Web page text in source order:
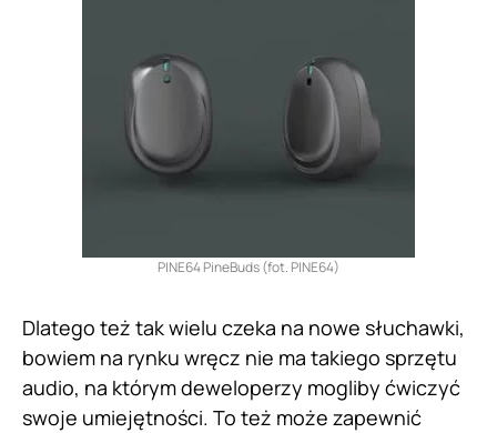
PINE64 PineBuds (fot. PINE64)
Dlatego też tak wielu czeka na nowe słuchawki,
bowiem na rynku wręcz nie ma takiego sprzętu
audio, na którym deweloperzy mogliby ćwiczyć
swoje umiejętności. To też może zapewnić